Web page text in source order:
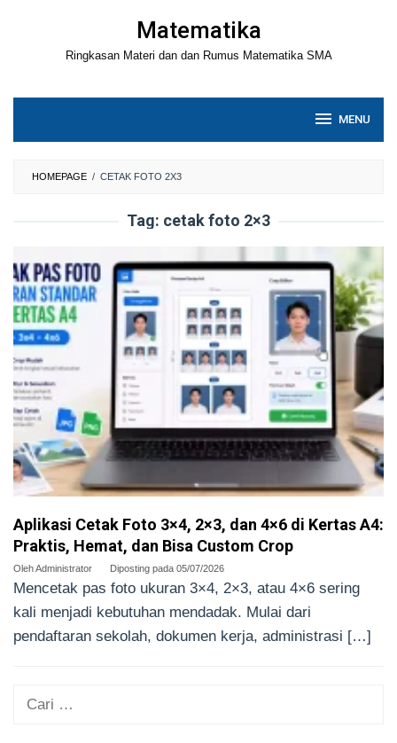
Matematika
Ringkasan Materi dan dan Rumus Matematika SMA
MENU
HOMEPAGE / CETAK FOTO 2X3
Tag: cetak foto 2×3
Aplikasi Cetak Foto 3×4, 2×3, dan 4×6 di Kertas A4:
Praktis, Hemat, dan Bisa Custom Crop
OlehAdministrator Diposting pada 05/07/2026
Mencetak pas foto ukuran 3×4, 2×3, atau 4×6 sering
kali menjadi kebutuhan mendadak. Mulai dari
pendaftaran sekolah, dokumen kerja, administrasi […]
Cari